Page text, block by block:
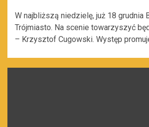
W najbliższą niedzielę, już 18 grudnia
Trójmiasto. Na scenie towarzyszyć
– Krzysztof Cugowski. Występ